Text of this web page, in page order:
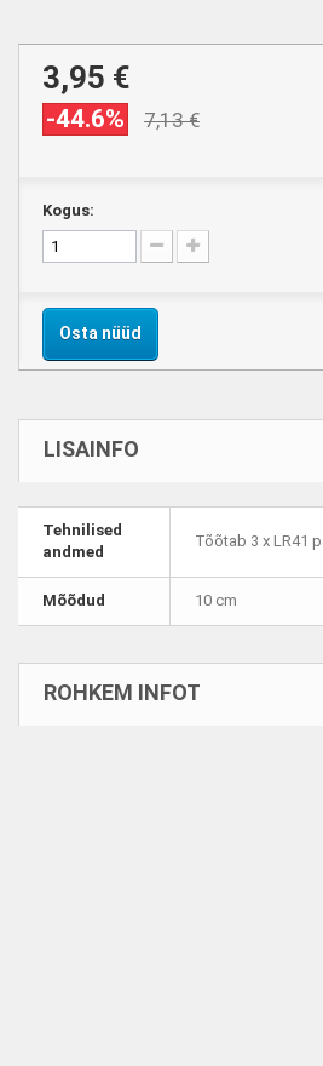
3,95 €
-44.6% 7,13 €
Kogus:
Osta nüüd
LISAINFO
Tehnilised
andmed
Tõõtab 3 x LR41
Mõõdud 10 cm
ROHKEM INFOT